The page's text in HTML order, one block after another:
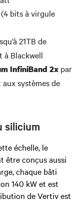
bits à virgule
21TB de
à Blackwell
InfiniBand 2x par
systèmes de
silicium
échelle, le
être conçus aussi
chaque bâti
140 kW et est
de Vertiv est